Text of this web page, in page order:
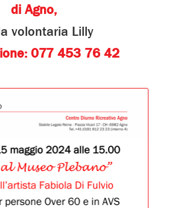
di Agno,
volontaria Lilly
077 453 76 42